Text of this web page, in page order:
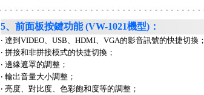
5、前面板按鍵功能 (VW-1021機型)：
‧ 達到VIDEO、USB、HDMI、VGA的影音訊號的快捷切換；
‧ 拼接和非拼接模式的快捷切換；
‧ 邊緣遮罩的調整；
‧ 輸出音量大小調整；
‧ 亮度、對比度、色彩飽和度等的調整；